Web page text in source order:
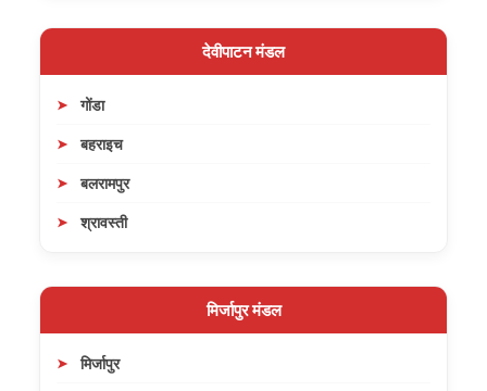
देवीपाटन मंडल
गोंडा
बहराइच
बलरामपुर
श्रावस्ती
मिर्जापुर मंडल
मिर्जापुर